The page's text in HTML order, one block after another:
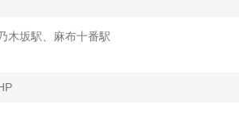
木坂駅、麻布十番駅